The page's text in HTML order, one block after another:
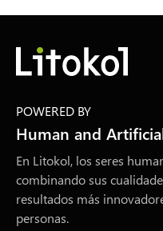
POWERED BY
Human and
En Litokol, los seres
combinando sus
resultados más
personas.